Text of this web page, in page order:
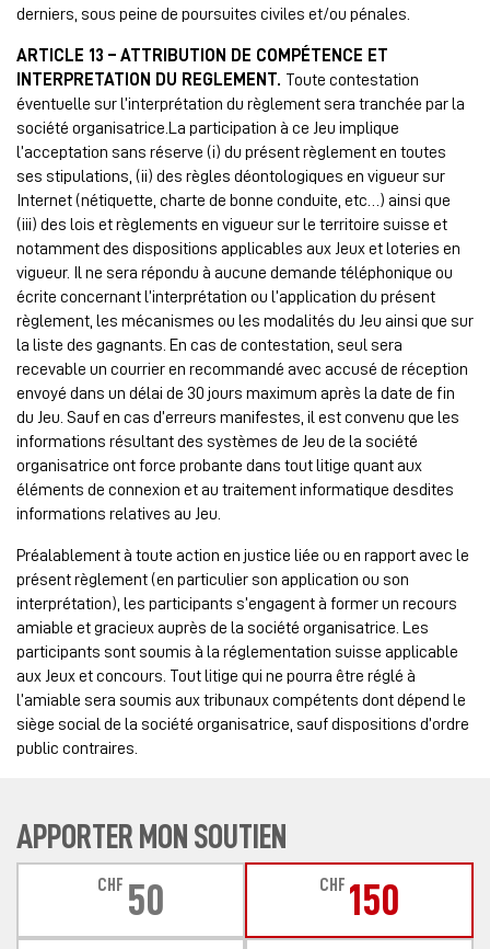
derniers, sous peine de poursuites civiles et/ou pénales.
ARTICLE 13 – ATTRIBUTION DE COMPÉTENCE ET
INTERPRETATION DU REGLEMENT. Toute contestation
éventuelle sur l’interprétation du règlement sera tranchée par la
société organisatrice.La participation à ce Jeu implique
l’acceptation sans réserve (i) du présent règlement en toutes
ses stipulations, (ii) des règles déontologiques en vigueur sur
Internet (nétiquette, charte de bonne conduite, etc…) ainsi que
(iii) des lois et règlements en vigueur sur le territoire suisse et
notamment des dispositions applicables aux Jeux et loteries en
vigueur. Il ne sera répondu à aucune demande téléphonique ou
écrite concernant l’interprétation ou l’application du présent
règlement, les mécanismes ou les modalités du Jeu ainsi que sur
la liste des gagnants. En cas de contestation, seul sera
recevable un courrier en recommandé avec accusé de réception
envoyé dans un délai de 30 jours maximum après la date de fin
du Jeu. Sauf en cas d’erreurs manifestes, il est convenu que les
informations résultant des systèmes de Jeu de la société
organisatrice ont force probante dans tout litige quant aux
éléments de connexion et au traitement informatique desdites
informations relatives au Jeu.
Préalablement à toute action en justice liée ou en rapport avec le
présent règlement (en particulier son application ou son
interprétation), les participants s’engagent à former un recours
amiable et gracieux auprès de la société organisatrice. Les
participants sont soumis à la réglementation suisse applicable
aux Jeux et concours. Tout litige qui ne pourra être réglé à
l’amiable sera soumis aux tribunaux compétents dont dépend le
siège social de la société organisatrice, sauf dispositions d’ordre
public contraires.
APPORTER MON SOUTIEN
CHF 50 CHF 150